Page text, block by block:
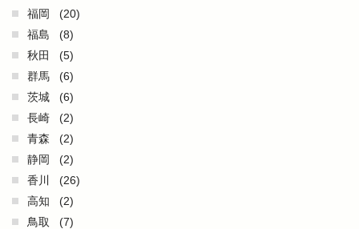
福岡
(20)
福島
(8)
秋田
(5)
群馬
(6)
茨城
(6)
長崎
(2)
青森
(2)
静岡
(2)
香川
(26)
高知
(2)
鳥取
(7)